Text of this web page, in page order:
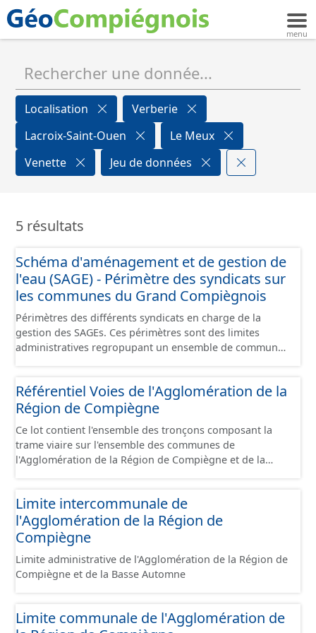
Localisation
Verberie
Lacroix-Saint-Ouen
Le Meux
Venette
Jeu de données
5 résultats
Schéma d'aménagement et de gestion de
l'eau (SAGE) - Périmètre des syndicats sur
les communes du Grand Compiègnois
Périmètres des différents syndicats en charge de la
gestion des SAGEs. Ces périmètres sont des limites
administratives regropupant un ensemble de communes
diverses : - SAGE, - GEMA (Gestion des Milieux
Aquatiques) - Ruissellement. Le ou les périmètres du
syndicat de la Brêche n'est pas inclus dans ce jeu de
données.
Référentiel Voies de l'Agglomération de la
Région de Compiègne
Ce lot contient l'ensemble des tronçons composant la
trame viaire sur l'ensemble des communes de
l'Agglomération de la Région de Compiègne et de la
peut-être nommé ou non par un libellé de voie. Un
tronçon appartient à une ou deux communes. Un
tronçon représente, le plus souvent, le centre de la
chaussée. Les tronçons de voies sont topologiques : les
extrémités d’un tronçon correspondent à des
intersections ou des jonctions, sauf dans le cas d'un
Franchissement ». Dans le cas d'un pont (franchissement
Limite intercommunale de
l'Agglomération de la Région de
Compiègne
Limite administrative de l'Agglomération de la Région de
Compiègne et de la Basse Automne
Limite communale de l'Agglomération de